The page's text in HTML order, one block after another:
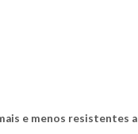
e menos resistentes